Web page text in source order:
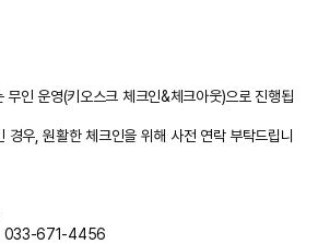
인 운영(키오스크 체크인&체크아웃)으로 진행됩
우, 원활한 체크인을 위해 사전 연락 부탁드립니
: 033-671-4456